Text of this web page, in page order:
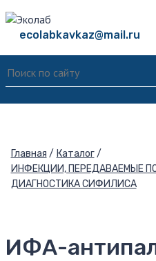
ecolabkavkaz@mail.ru
Главная
Каталог
ИНФЕКЦИИ, ПЕРЕДАВАЕМЫЕ
ДИАГНОСТИКА СИФИЛИСА
ИФА-